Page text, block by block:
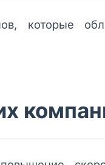
которые